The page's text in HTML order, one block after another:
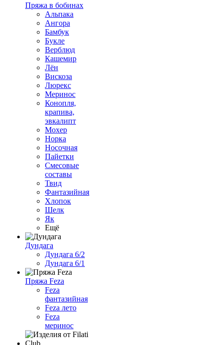
Пряжа в бобинах
Альпака
Ангора
Бамбук
Букле
Верблюд
Кашемир
Лён
Вискоза
Люрекс
Меринос
Конопля,
крапива,
эвкалипт
Мохер
Норка
Носочная
Пайетки
Смесовые
составы
Твид
Фантазийная
Хлопок
Шелк
Як
Ещё
Дундага
Дундага 6/2
Дундага 6/1
Пряжа Feza
Feza
фантазийная
Feza лето
Feza
меринос